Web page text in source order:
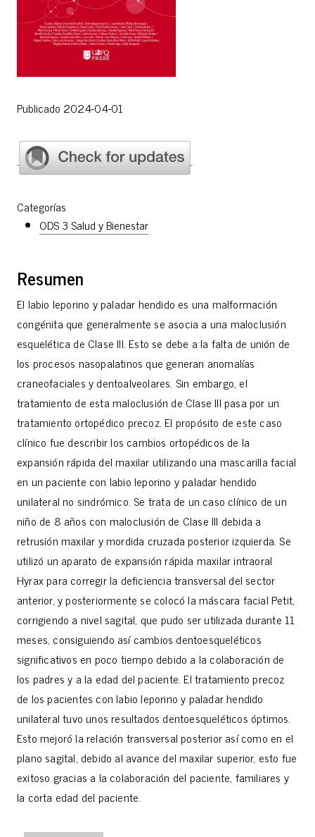
Categorías
ODS 3 Salud y Bienestar
Publicado 2024-04-01
Resumen
El labio leporino y paladar hendido es una malformación
congénita que generalmente se asocia a una maloclusión
esquelética de Clase III. Esto se debe a la falta de unión de
los procesos nasopalatinos que generan anomalías
craneofaciales y dentoalveolares. Sin embargo, el
tratamiento de esta maloclusión de Clase III pasa por un
tratamiento ortopédico precoz. El propósito de este caso
clínico fue describir los cambios ortopédicos de la
expansión rápida del maxilar utilizando una mascarilla facial
en un paciente con labio leporino y paladar hendido
unilateral no sindrómico. Se trata de un caso clínico de un
niño de 8 años con maloclusión de Clase III debida a
retrusión maxilar y mordida cruzada posterior izquierda. Se
utilizó un aparato de expansión rápida maxilar intraoral
Hyrax para corregir la deficiencia transversal del sector
anterior, y posteriormente se colocó la máscara facial Petit,
corrigiendo a nivel sagital, que pudo ser utilizada durante 11
meses, consiguiendo así cambios dentoesqueléticos
significativos en poco tiempo debido a la colaboración de
los padres y a la edad del paciente. El tratamiento precoz
de los pacientes con labio leporino y paladar hendido
unilateral tuvo unos resultados dentoesqueléticos óptimos.
Esto mejoró la relación transversal posterior así como en el
plano sagital, debido al avance del maxilar superior, esto fue
exitoso gracias a la colaboración del paciente, familiares y
la corta edad del paciente.